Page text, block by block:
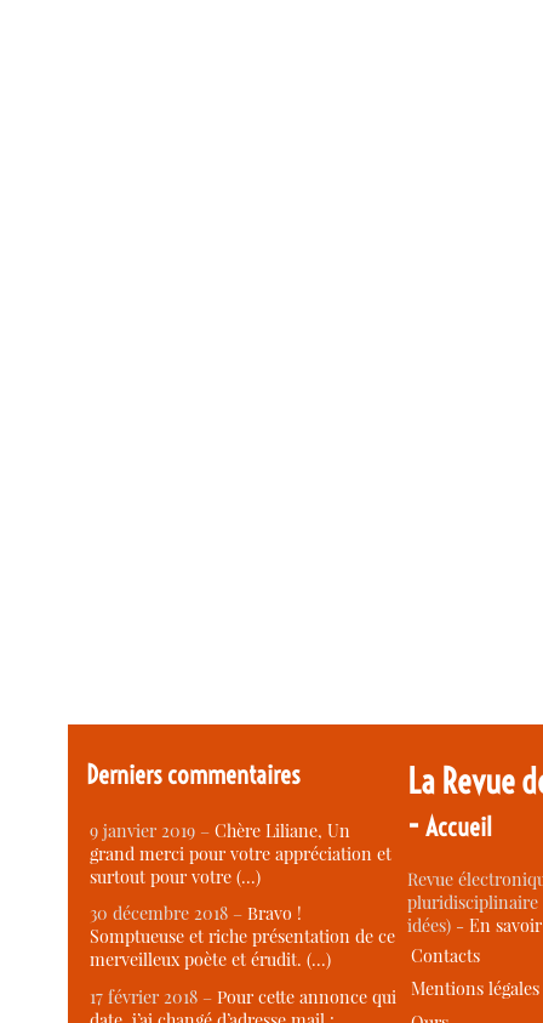
Derniers commentaires
9 janvier 2019 –Chère Liliane, Un
grand merci pour votre appréciation et
surtout pour votre (…)
30 décembre 2018 –Bravo !
Somptueuse et riche présentation de ce
merveilleux poète et érudit. (…)
17 février 2018 –Pour cette annonce qui
La Revue
-Accueil
Revue
idées) -En
Contacts
Mentions légales